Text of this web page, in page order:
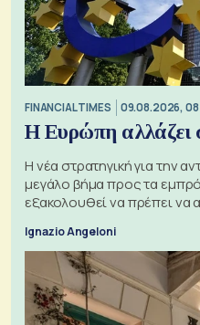
FINANCIAL TIMES 09.08.2026,
Η Ευρώπη αλλάζει
Η νέα στρατηγική για την
μεγάλο βήμα προς τα
εξακολουθεί να πρέπει να
Ignazio Angeloni